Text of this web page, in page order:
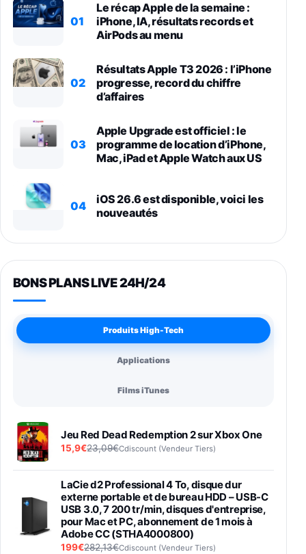
01
Le récap Apple de la semaine :
iPhone, IA, résultats records et
AirPods au menu
02
Résultats Apple T3 2026 : l’iPhone
progresse, record du chiffre
d’affaires
03
Apple Upgrade est officiel : le
programme de location d’iPhone,
Mac, iPad et Apple Watch aux US
04
iOS 26.6 est disponible, voici les
nouveautés
BONS PLANS LIVE 24H/24
Produits High-Tech
Applications
Films iTunes
Jeu Red Dead Redemption 2 sur Xbox One
15,9€23,09€Cdiscount (Vendeur Tiers)
LaCie d2 Professional 4 To, disque dur
externe portable et de bureau HDD – USB-C
USB 3.0, 7 200 tr/min, disques d'entreprise,
pour Mac et PC, abonnement de 1 mois à
Adobe CC (STHA4000800)
199€282,13€Cdiscount (Vendeur Tiers)